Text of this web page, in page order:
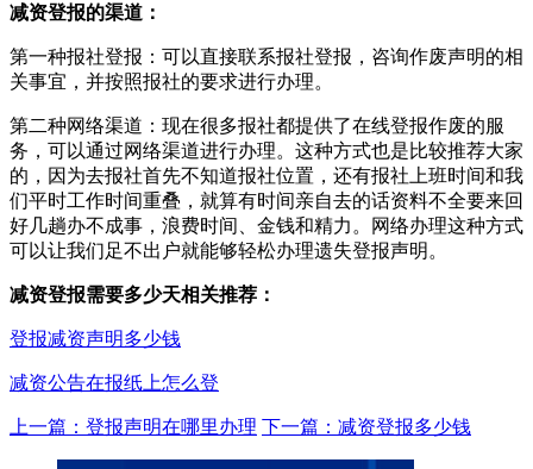
减资登报的渠道：
第一种报社登报：可以直接联系报社登报，咨询作废声明的相
关事宜，并按照报社的要求进行办理。
第二种网络渠道：现在很多报社都提供了在线登报作废的服
务，可以通过网络渠道进行办理。这种方式也是比较推荐大家
的，因为去报社首先不知道报社位置，还有报社上班时间和我
们平时工作时间重叠，就算有时间亲自去的话资料不全要来回
好几趟办不成事，浪费时间、金钱和精力。网络办理这种方式
可以让我们足不出户就能够轻松办理遗失登报声明。
减资登报需要多少天相关推荐：
登报减资声明多少钱
减资公告在报纸上怎么登
上一篇：登报声明在哪里办理 下一篇：减资登报多少钱